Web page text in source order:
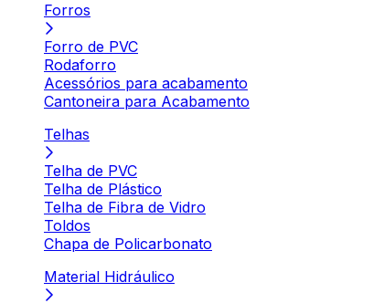
Forros
Forro de PVC
Rodaforro
Acessórios para acabamento
Cantoneira para Acabamento
Telhas
Telha de PVC
Telha de Plástico
Telha de Fibra de Vidro
Toldos
Chapa de Policarbonato
Material Hidráulico